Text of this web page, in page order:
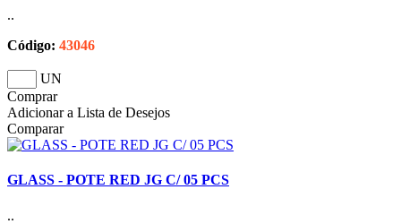
..
Código: 43046
UN
Comprar
Adicionar a Lista de Desejos
Comparar
GLASS - POTE RED JG C/ 05 PCS
..